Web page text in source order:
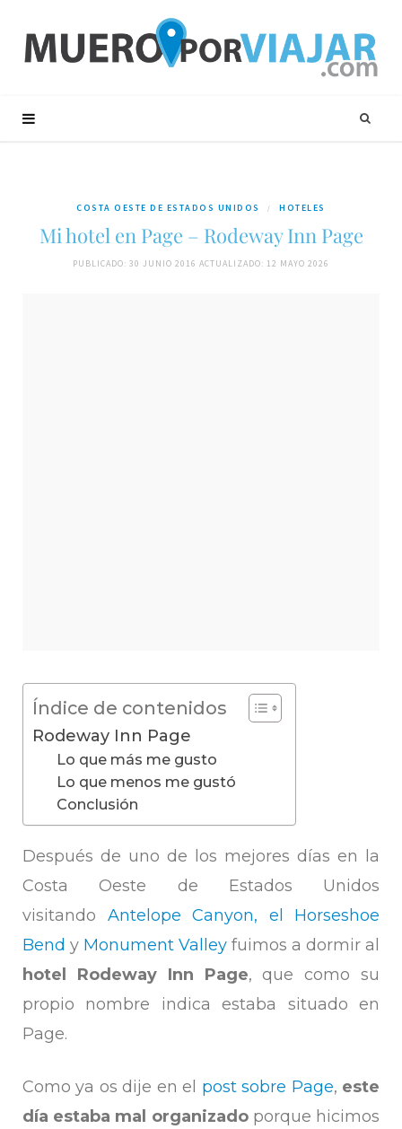
COSTA OESTE DE ESTADOS UNIDOS HOTELES
Mi hotel en Page – Rodeway Inn Page
PUBLICADO: 30 JUNIO 2016 ACTUALIZADO: 12 MAYO 2026
Índice de contenidos
Rodeway Inn Page
Lo que más me gusto
Lo que menos me gustó
Conclusión
Después de uno de los mejores días en la
Costa Oeste de Estados Unidos
visitando Antelope Canyon, el Horseshoe
Bend y Monument Valley fuimos a dormir al
hotel Rodeway Inn Page, que como su
propio nombre indica estaba situado en
Page.
Como ya os dije en el post sobre Page, este
día estaba mal organizadoporque hicimos